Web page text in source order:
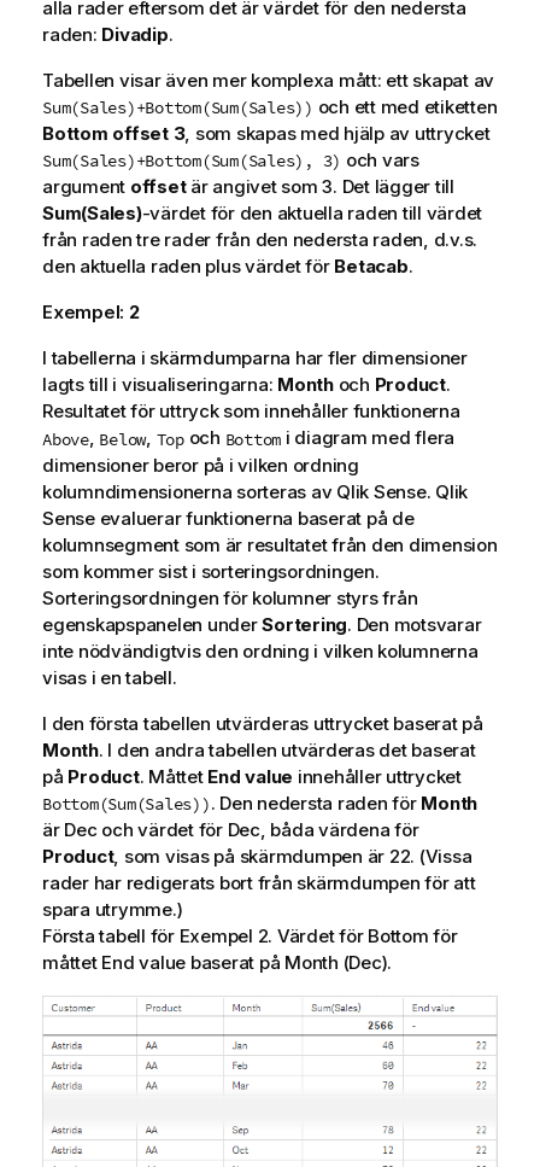
alla rader eftersom det är värdet för den nedersta
raden: Divadip.
Tabellen visar även mer komplexa mått: ett skapat av
Sum(Sales)+Bottom(Sum(Sales)) och ett med etiketten
Bottom offset 3, som skapas med hjälp av uttrycket
Sum(Sales)+Bottom(Sum(Sales), 3) och vars
argument offsetär angivet som3. Det lägger till
Sum(Sales)-värdet för den aktuella raden till värdet
från raden tre rader från den nedersta raden, d.v.s.
den aktuella raden plus värdet för Betacab.
Exempel: 2
I tabellerna i skärmdumparna har fler dimensioner
lagts till i visualiseringarna: Monthoch Product.
Resultatet för uttryck som innehåller funktionerna
Above, Below, Topoch Bottom i diagram med flera
dimensioner beror på i vilken ordning
kolumndimensionerna sorteras av Qlik Sense. Qlik
Senseevaluerar funktionerna baserat på de
kolumnsegment som är resultatet från den dimension
som kommer sist i sorteringsordningen.
Sorteringsordningen för kolumner styrs från
egenskapspanelen underSortering. Den motsvarar
inte nödvändigtvis den ordning i vilken kolumnerna
visas i en tabell.
I den första tabellen utvärderas uttrycket baserat på
Month. I den andra tabellen utvärderas det baserat
på Product. Måttet End value innehåller uttrycket
Bottom(Sum(Sales)). Den nedersta raden för Month
är Dec och värdet för Dec, båda värdena för
Product, som visas på skärmdumpen är 22. (Vissa
rader har redigerats bort från skärmdumpen för att
spara utrymme.)
Första tabell för Exempel 2. Värdet för Bottom för
måttet End value baserat på Month (Dec).